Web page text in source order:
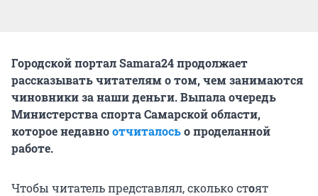
Городской портал Samara24 продолжает
рассказывать читателям о том, чем занимаются
чиновники за наши деньги. Выпала очередь
Министерства спорта Самарской области,
которое недавноотчиталосьо проделанной
работе.
Чтобы читатель представлял, сколько стоят